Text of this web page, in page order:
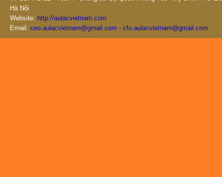
Hà Nội
Website: http://aulacvietnam.com
Email: ceo.aulacvietnam@gmail.com - cfo.aulacvietnam@gmail.com